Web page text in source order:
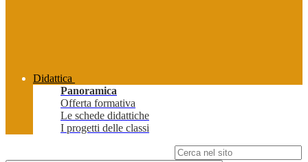
Didattica
Panoramica
Offerta formativa
Le schede didattiche
I progetti delle classi